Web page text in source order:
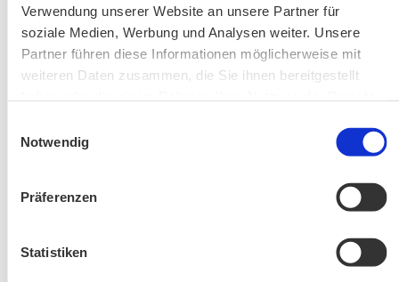
Verwendung unserer Website an unsere Partner für
soziale Medien, Werbung und Analysen weiter. Unsere
Partner führen diese Informationen möglicherweise mit
weiteren Daten zusammen, die Sie ihnen bereitgestellt
Notwendig
Präferenzen
Statistiken
AKTUELLE ÄNDERUNGEN BEIM BILDUNGSWERK:
Aktuelle Änderungen bei unseren Exkursionen
Änderung! Aschauer Runde: Bankerlweg – Bärnsee –